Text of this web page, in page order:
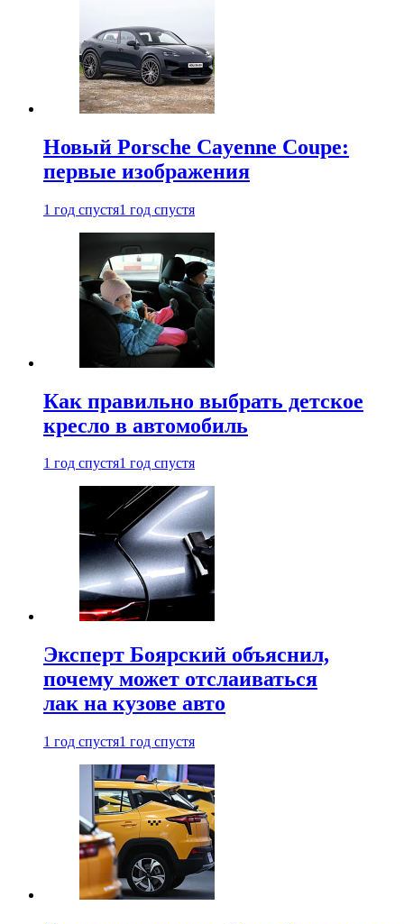
Новый Porsche Cayenne Coupe:
первые изображения
1 год спустя1 год спустя
Как правильно выбрать детское
кресло в автомобиль
1 год спустя1 год спустя
Эксперт Боярский объяснил,
почему может отслаиваться
лак на кузове авто
1 год спустя1 год спустя